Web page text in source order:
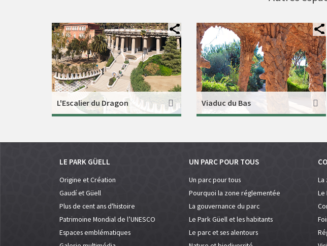
L'Escalier du Dragon Viaduc du Bas
LE PARK GÜELL
Origine et Création
Gaudí et Güell
Plus de cent ans d'histoire
Patrimoine Mondial de l’UNESCO
Espaces emblématiques
UN PARC POUR TOUS
Un parc pour tous
Pourquoi la zone réglementée
La gouvernance du parc
Le Park Güell et les habitants
Le parc et ses alentours
La
Le